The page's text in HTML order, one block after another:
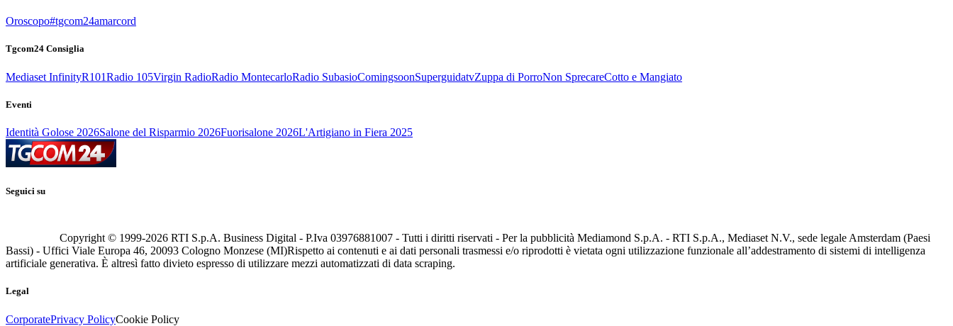
Oroscopo#tgcom24amarcord
Tgcom24 Consiglia
Mediaset InfinityR101Radio 105Virgin RadioRadio MontecarloRadio SubasioComingsoonSuperguidatvZuppa di PorroNon SprecareCotto e Mangiato
Eventi
Identità Golose 2026Salone del Risparmio 2026Fuorisalone 2026L'Artigiano in Fiera 2025
Seguici su
Copyright © 1999-2026 RTI S.p.A. Business Digital - P.Iva 03976881007 - Tutti i diritti riservati - Per la pubblicità Mediamond S.p.A. - RTI S.p.A., Mediaset N.V., sede legale Amsterdam (Paesi
Bassi) - Uffici Viale Europa 46, 20093 Cologno Monzese (MI)Rispetto ai contenuti e ai dati personali trasmessi e/o riprodotti è vietata ogni utilizzazione funzionale all’addestramento di sistemi di intelligenza
artificiale generativa. È altresì fatto divieto espresso di utilizzare mezzi automatizzati di data scraping.
Legal
CorporatePrivacy PolicyCookie Policy